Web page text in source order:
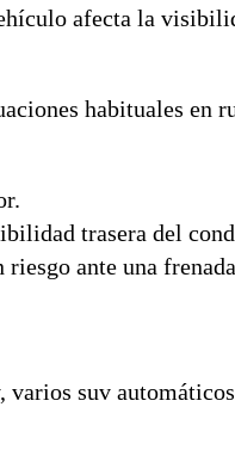
afecta la
habituales en
trasera del
ante una
suv